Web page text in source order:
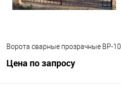
Ворота сварные прозрачные ВР-10
Цена по запросу